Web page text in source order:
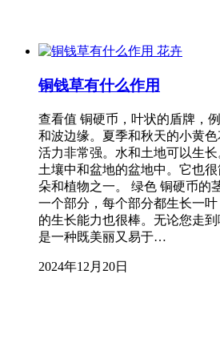
花卉
铜钱草有什么作用
查看值 铜硬币，叶状的盾牌，
和波边缘。夏季和秋天的小黄
活力非常强。水和土地可以生
土壤中和盆地的盆地中。它也
朵和植物之一。 绿色 铜硬币的
一个部分，每个部分都生长一
的生长能力也很棒。无论您走
是一种既美丽又易于…
2024年12月20日